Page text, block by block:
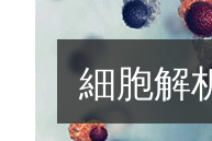
細胞解